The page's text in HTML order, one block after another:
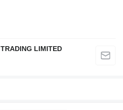
LIMITED